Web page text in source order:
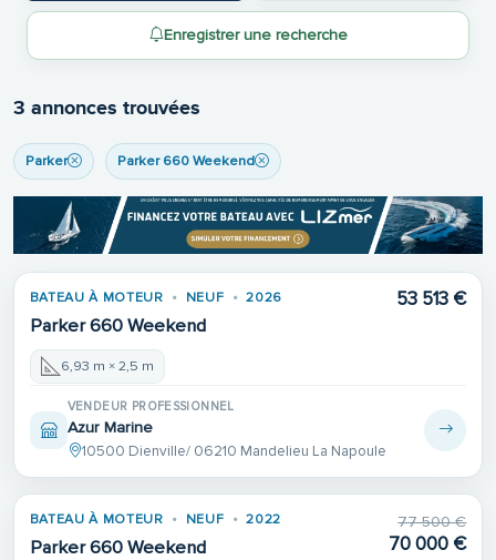
Enregistrer une recherche
3 annonces trouvées
Parker Parker 660 Weekend
BATEAU À MOTEUR NEUF 2026
Parker 660 Weekend
53 513 €
6,93 m × 2,5 m
VENDEUR PROFESSIONNEL
Azur Marine
10500 Dienville/ 06210 Mandelieu La Napoule
BATEAU À MOTEUR NEUF 2022
Parker 660 Weekend
77 500 €
70 000 €